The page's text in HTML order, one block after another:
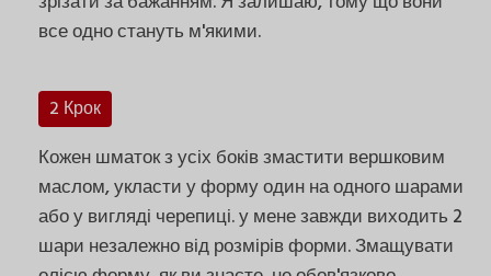
все одно стануть м'якими.
2 Крок
Кожен шматок з усіх боків змастити вершковим
маслом, укласти у форму один на одного шарами
або у вигляді черепиці. у мене завжди виходить 2
шари незалежно від розмірів форми. Змащувати